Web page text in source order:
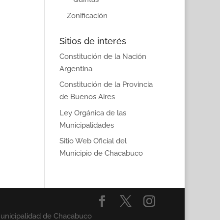
Zonificación
Sitios de interés
Constitución de la Nación
Argentina
Constitución de la Provincia
de Buenos Aires
Ley Orgánica de las
Municipalidades
Sitio Web Oficial del
Municipio de Chacabuco
de Chacabuco